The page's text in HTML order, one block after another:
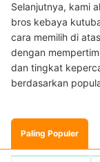
Selanjutnya, kami
bros kebaya
cara memilih di
dengan
dan tingkat
berdasarkan
Paling Populer